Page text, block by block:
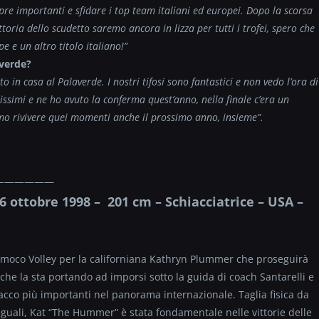
importanti e sfidare i top team italiani ed europei. Dopo la scorsa
dello scudetto saremo ancora in lizza per tutti i trofei, spero che
e un altro titolo italiano!”
in casa al Palaverde. I nostri tifosi sono fantastici e non vedo l’ora di
e ne ho avuto la conferma quest’anno, nella finale c’era un
rivivere quei momenti anche il prossimo anno, insieme”.
ottobre 1998 – 201 cm – Schiacciatrice – USA –
Volley per la californiana Kathryn Plummer che proseguirà
la sta portando ad imporsi sotto la guida di coach Santarelli e
più importanti nel panorama internazionale. Taglia fisica da
Kat “The Hummer” è stata fondamentale nelle vittorie delle